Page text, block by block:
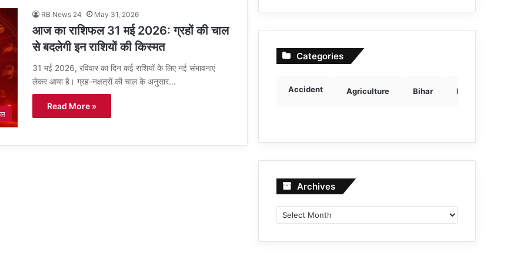
RB News 24 May 31, 2026
आज का राशिफल 31 मई 2026: ग्रहों की चाल
से बदलेगी इन राशियों की किस्मत
31 मई 2026, रविवार का दिन कई राशियों के लिए नई संभावनाएं
लेकर आया है। ग्रह-नक्षत्रों की चाल के अनुसार…
Read More »
Categories
Accident Agriculture Bihar Breaking news
Archives Archives